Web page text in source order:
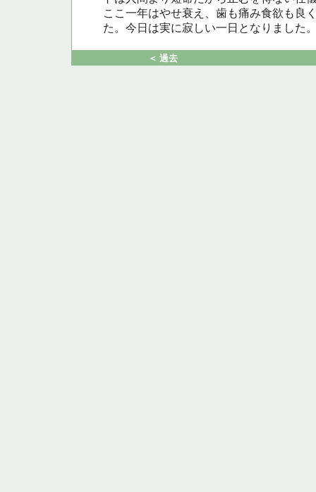
ここ一年はやせ衰え、歯も痛み食欲も良
た。今日は実に寂しい一日となりました
＜ 過去